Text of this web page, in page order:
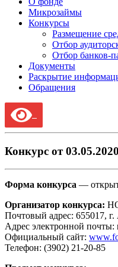
Микрозаймы
Конкурсы
Размещение
Отбор
Отбор банков-
Документы
Раскрытие
Обращения
Конкурс от 03.05.2020
Форма конкурса —
Организатор конкурса:
Почтовый адрес: 655017, г.
Адрес электронной почты:
Официальный сайт:
Телефон: (3902) 21-20-85